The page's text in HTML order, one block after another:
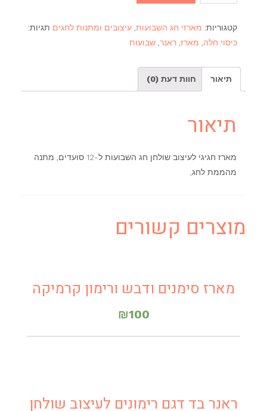
של
עיצוב
חג
השבועות
זהב
קטגוריות: מארזי חג השבועות עיצובים ומתנות לחגים תגיות:
כיסוי חלה מארז ראנר שבועות
תיאור חוות דעת (0)
תיאור
מארז חגיגי לעיצוב שולחן חג השבועות ל-12 סועדים, מתנה
מהממת לחג,
מוצרים קשורים
מארז סימנים ודבש ורימון קרמיקה
₪100
ראנר בד דגם רימונים לעיצוב שולחן